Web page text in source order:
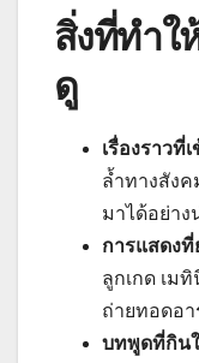
สิ่งที่ทำใ
ดู
เรื่องราวที่
ล้ำทางสัง
มาได้อย่าง
การแสดงที่
ลูกเกด เม
ถ่ายทอดอ
บทพูดที่กิน